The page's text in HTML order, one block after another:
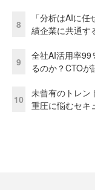
8
「分析はAIに
績企業に共通す
9
全社AI活用率99
るのか？CTO
10
未曾有のトレン
重圧に悩むセキ